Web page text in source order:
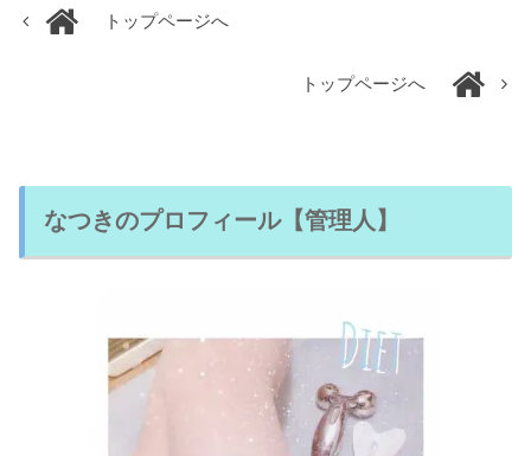
トップページへ
トップページへ
なつきのプロフィール【管理人】